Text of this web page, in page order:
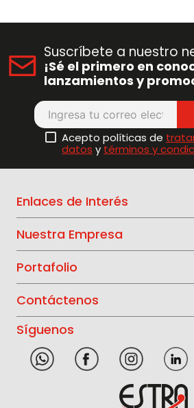
Suscríbete a nuestro
¡Sé el primero en
lanzamientos y
Acepto políticas de
datos y términos y
Enlaces de Interés
Nuestra Empresa
Portafolio
Contáctenos
Síguenos